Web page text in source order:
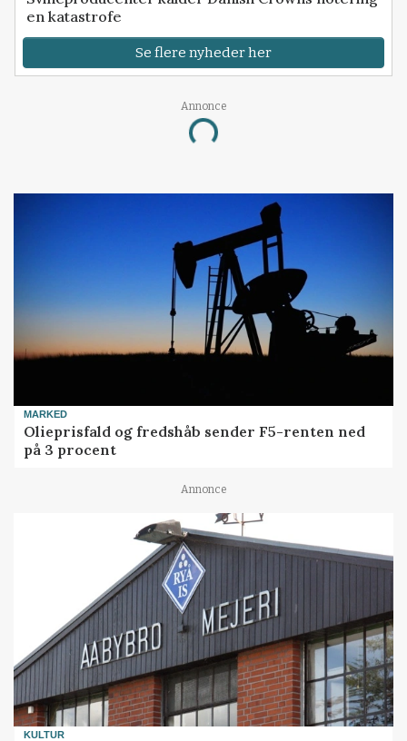
en katastrofe
Se flere nyheder her
Annonce
Loading...
MARKED
Olieprisfald og fredshåb sender F5-renten ned
på 3 procent
Annonce
KULTUR